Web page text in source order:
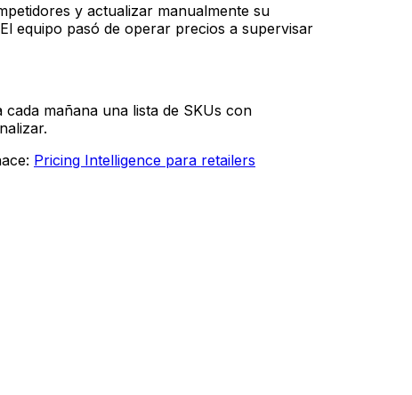
y actualizar manualmente su
equipo pasó de operar precios a supervisar
mañana una lista de SKUs con
Pricing Intelligence para retailers